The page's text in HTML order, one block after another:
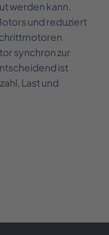
werden kann.
und reduziert
synchron zur
ist
Last und